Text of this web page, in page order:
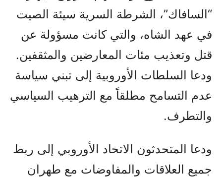
“السافاك”، الشرطة السرية سيئة الصيت
في عهد الشاه، والتي كانت مسؤولة عن
قتل وتعذيب مئات المعارضين والمثقفين.
ودعا السلطات الأوروبية إلى تبني سياسة
عدم التسامح مطلقاً مع الترهيب السياسي
والتطرف.
ودعا المتحدثون الاتحاد الأوروبي إلى ربط
جميع العلاقات والمفاوضات مع طهران